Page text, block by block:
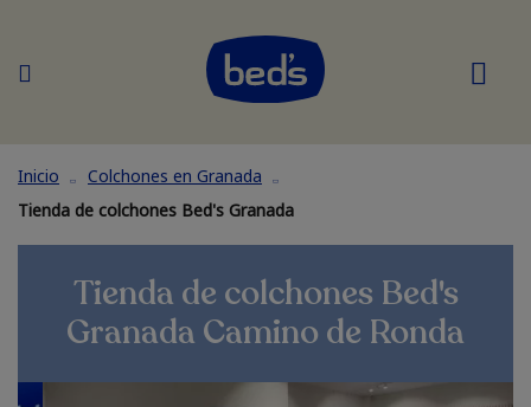
Inicio
Colchones en Granada
Tienda de colchones Bed's Granada
Tienda de colchones Bed's
Granada Camino de Ronda